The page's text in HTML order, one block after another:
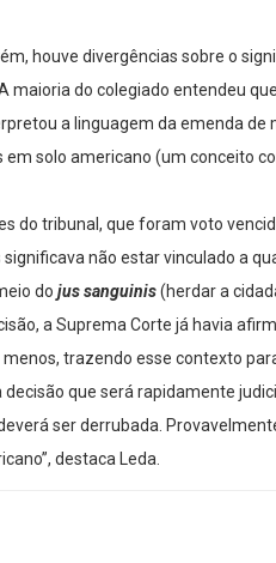
houve divergências sobre o
maioria do colegiado entendeu
a linguagem da emenda
em solo americano (um conceito
do tribunal, que foram voto
significava não estar vinculado a
do jus sanguinis(herdar a
a Suprema Corte já havia
trazendo esse contexto
que será rapidamente
ser derrubada.
destaca Leda.